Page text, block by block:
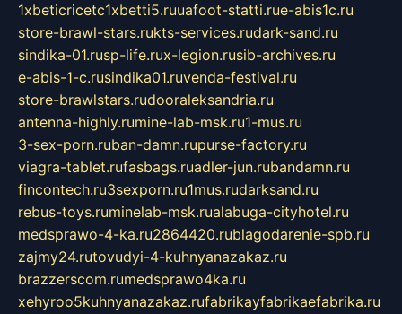
1xbeticricetc1xbetti5.ruuafoot-statti.rue-abis1c.ru
store-brawl-stars.rukts-services.rudark-sand.ru
sindika-01.rusp-life.rux-legion.rusib-archives.ru
e-abis-1-c.rusindika01.ruvenda-festival.ru
store-brawlstars.rudooraleksandria.ru
antenna-highly.rumine-lab-msk.ru1-mus.ru
3-sex-porn.ruban-damn.rupurse-factory.ru
viagra-tablet.rufasbags.ruadler-jun.rubandamn.ru
fincontech.ru3sexporn.ru1mus.rudarksand.ru
rebus-toys.ruminelab-msk.rualabuga-cityhotel.ru
medsprawo-4-ka.ru2864420.rublagodarenie-spb.ru
zajmy24.rutovudyi-4-kuhnyanazakaz.ru
brazzerscom.rumedsprawo4ka.ru
xehyroo5kuhnyanazakaz.rufabrikayfabrikaefabrika.ru